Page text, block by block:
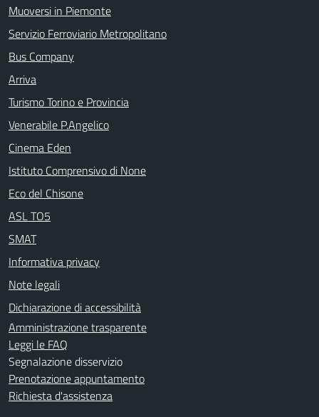
Muoversi in Piemonte
Servizio Ferroviario Metropolitano
Bus Company
Arriva
Turismo Torino e Provincia
Venerabile P.Angelico
Cinema Eden
Istituto Comprensivo di None
Eco del Chisone
ASL TO5
SMAT
Informativa privacy
Note legali
Dichiarazione di accessibilità
Amministrazione trasparente
Leggi le FAQ
Segnalazione disservizio
Prenotazione appuntamento
Richiesta d'assistenza